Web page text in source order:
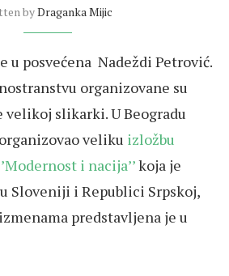
byDraganka Mijic
u posvećena Nadeždi Petrović.
organizovane su
velikoj slikarki. U Beogradu
veliku izložbu
i nacija’’koja je
Sloveniji i Republici Srpskoj,
predstavljena je u